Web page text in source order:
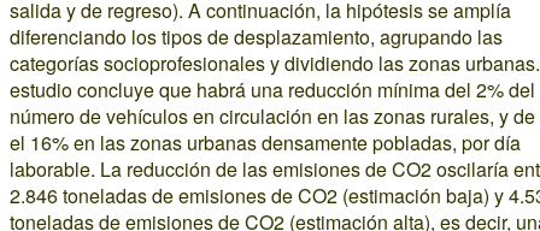
salida y de regreso). A continuación, la hipótesis se amplía
diferenciando los tipos de desplazamiento, agrupando las
categorías socioprofesionales y dividiendo las zonas
estudio concluye que habrá una reducción mínima del 2% del
número de vehículos en circulación en las zonas rurales, y
el 16% en las zonas urbanas densamente pobladas, por día
laborable. La reducción de las emisiones de CO2 oscilaría
2.846 toneladas de emisiones de CO2 (estimación baja) y
toneladas de emisiones de CO2 (estimación alta), es decir,